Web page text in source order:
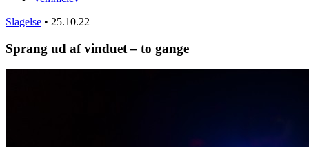
Slagelse • 25.10.22
Sprang ud af vinduet – to gange